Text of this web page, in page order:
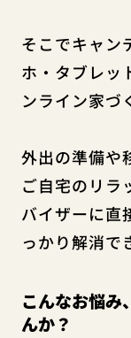
そこでキャン
ホ・タブレッ
ンライン家づ
外出の準備や
ご自宅のリラ
バイザーに直
っかり解消で
こんなお悩み
んか？